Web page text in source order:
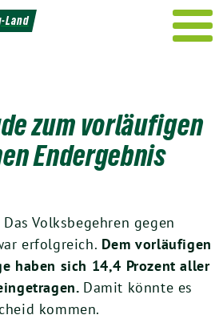
Land
zum vorläufigen
Endergebnis
Volksbegehren gegen
erfolgreich. Dem vorläufigen
haben sich 14,4 Prozent aller
Damit könnte es
kommen.